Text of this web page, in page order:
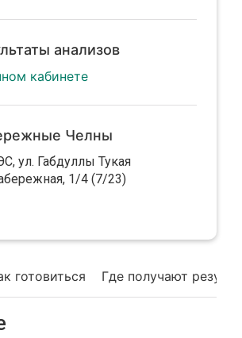
готовиться Где получают
анализов
кабинете
Челны
ул. Габдуллы Тукая
1/4 (7/23)